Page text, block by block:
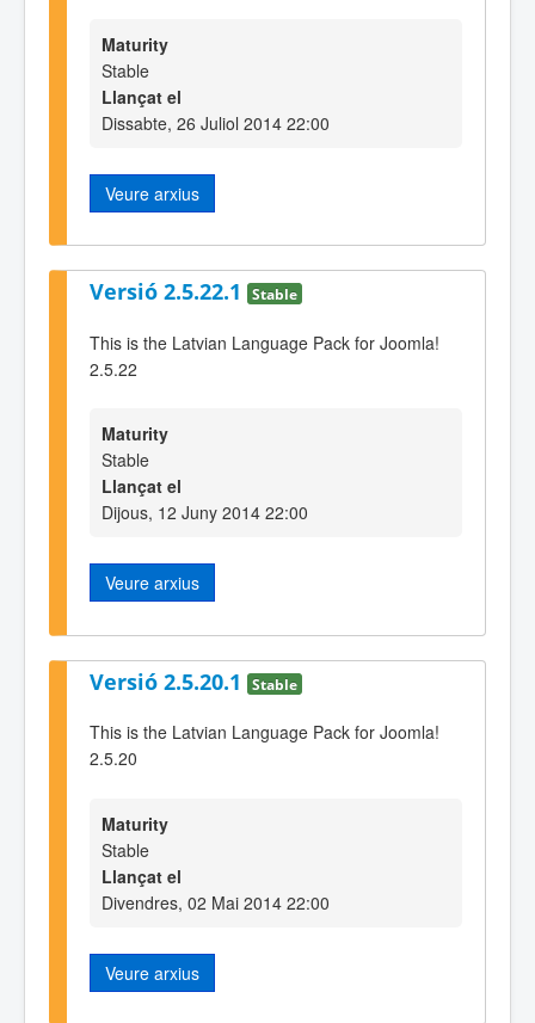
Maturity
Stable
Llançat el
Dissabte, 26 Juliol 2014 22:00
Veure arxius
Versió 2.5.22.1 Stable
This is the Latvian Language Pack for Joomla!
2.5.22
Maturity
Stable
Llançat el
Dijous, 12 Juny 2014 22:00
Veure arxius
Versió 2.5.20.1 Stable
This is the Latvian Language Pack for Joomla!
2.5.20
Maturity
Stable
Llançat el
Divendres, 02 Mai 2014 22:00
Veure arxius